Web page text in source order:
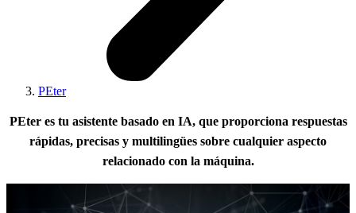
PEter
PEter es tu asistente basado en IA, que proporciona respuestas
rápidas, precisas y multilingües sobre cualquier aspecto
relacionado con la máquina.